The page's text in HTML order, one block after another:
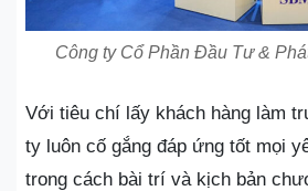
Công ty Cổ Phần Đầu Tư &
Với tiêu chí lấy khách hàng làm
ty luôn cố gắng đáp ứng tốt mọi
trong cách bài trí và kịch bản